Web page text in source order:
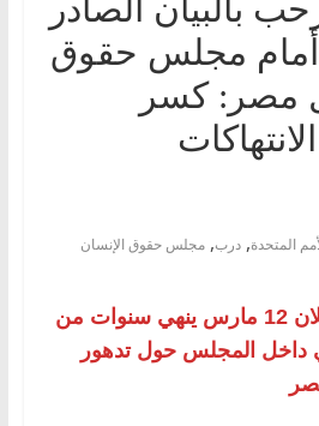
بالبيان الصادر
أمام مجلس حقوق
مصر: كسر
المتحدة, درب, مجلس حقوق الإنسان
بهي الدين حسن: إعلان 12 مارس ينهي سنوات من
داخل المجلس حول تدهور